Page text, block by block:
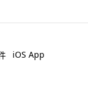
iOS App